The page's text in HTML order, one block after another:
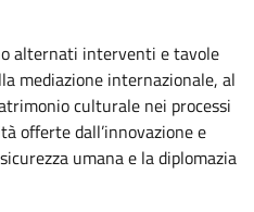
alternati interventi e tavole
mediazione internazionale, al
culturale nei processi
offerte dall’innovazione e
umana e la diplomazia